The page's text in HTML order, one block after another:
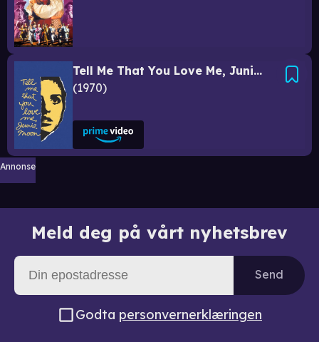
Tell Me That You Love Me, Junie Moon
1970
Annonse
Meld deg på vårt nyhetsbrev
Send
Godta personvernerklæringen